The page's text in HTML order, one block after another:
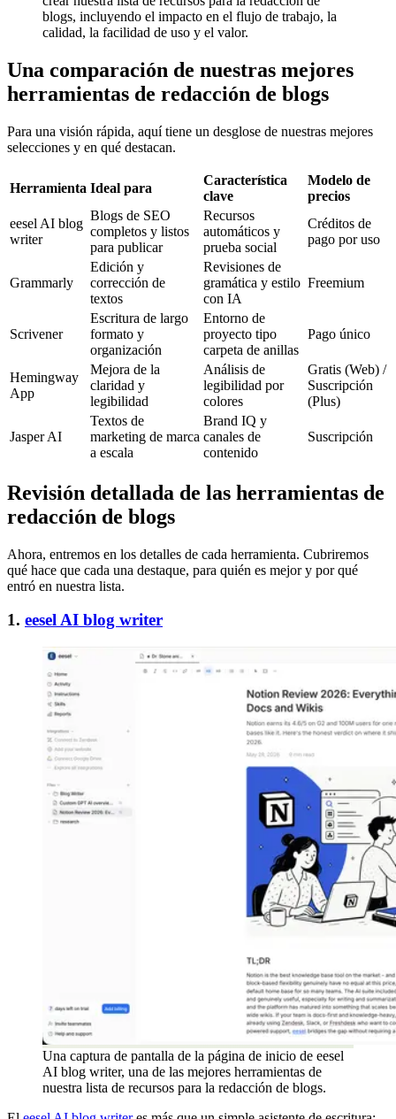
blogs, incluyendo el impacto en el flujo de trabajo, la
calidad, la facilidad de uso y el valor.
Una comparación de nuestras mejores
herramientas de redacción de blogs
Para una visión rápida, aquí tiene un desglose de nuestras mejores
selecciones y en qué destacan.
Herramienta Ideal para
Característica
clave
Modelo de
precios
eesel AI blog
writer
Blogs de SEO
completos y listos
para publicar
Recursos
automáticos y
prueba social
Créditos de
pago por uso
Grammarly
Edición y
corrección de
textos
Revisiones de
gramática y estilo
con IA
Freemium
Scrivener
Escritura de largo
formato y
organización
Entorno de
proyecto tipo
carpeta de anillas
Pago único
Hemingway
App
Mejora de la
claridad y
legibilidad
Análisis de
legibilidad por
colores
Gratis (Web) /
Suscripción
(Plus)
Jasper AI
Textos de
marketing de marca
a escala
Brand IQ y
canales de
contenido
Suscripción
Revisión detallada de las herramientas de
redacción de blogs
Ahora, entremos en los detalles de cada herramienta. Cubriremos
qué hace que cada una destaque, para quién es mejor y por qué
entró en nuestra lista.
1. eesel AI blog writer
Una captura de pantalla de la página de inicio de eesel
AI blog writer, una de las mejores herramientas de
nuestra lista de recursos para la redacción de blogs.